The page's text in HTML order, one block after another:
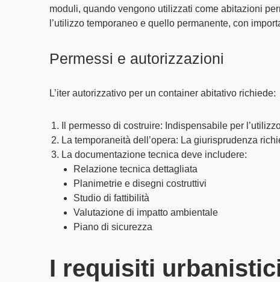
moduli, quando vengono utilizzati come abitazioni
l’utilizzo temporaneo e quello permanente, con
Permessi e autorizzazioni
L’iter autorizzativo per un container abitativo richiede:
Il permesso di costruire: Indispensabile per
La temporaneità dell’opera: La giurisprudenza
La documentazione tecnica deve includere:
Relazione tecnica dettagliata
Planimetrie e disegni costruttivi
Studio di fattibilità
Valutazione di impatto ambientale
Piano di sicurezza
I requisiti